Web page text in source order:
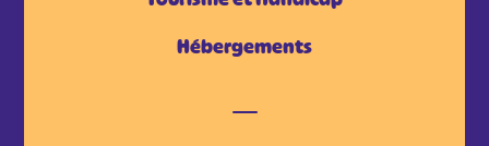
Hébergements